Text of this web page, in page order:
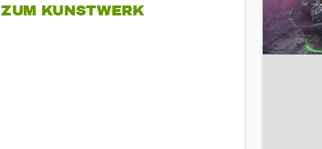
ZUM KUNSTWERK